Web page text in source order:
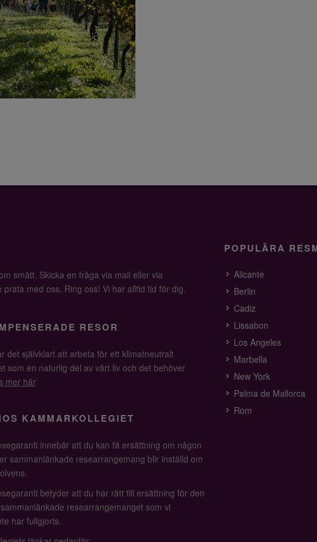
smått. Skicka en fråga via mail eller via
med oss. Ring oss! Vi har alltid tid för dig.
RESOR
det självklart att arbeta för ett klimatneutralt
som en naturlig del av vårt liv och det behöver
mer här
KAMMARKOLLEGIET
innebär att du kan få ersättning om någon
sammanlänkade researrangemang blir inställd om
betyder att du har rätt till ersättning för den
researrangemanget som vi
har fullgjorts.
POPULÄRA
Alicante
Berlin
Cadiz
Lissabon
Los Angeles
Marbella
New York
Palma de Mallorca
Rom